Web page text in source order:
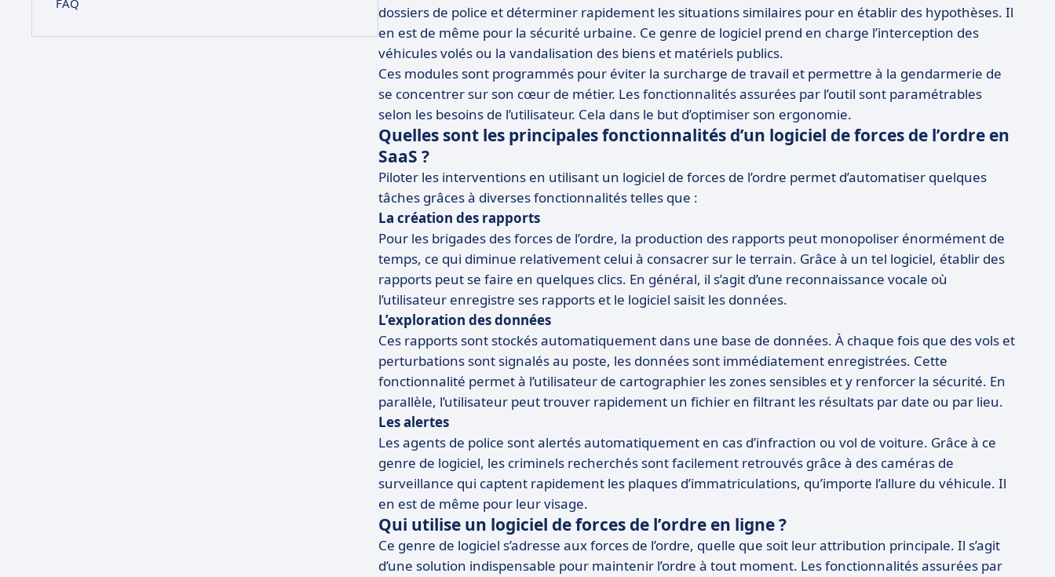
FAQ
dossiers de police et déterminer rapidement les situations similaires pour en établir des hypothèses. Il
en est de même pour la sécurité urbaine. Ce genre de logiciel prend en charge l’interception des
véhicules volés ou la vandalisation des biens et matériels publics.
Ces modules sont programmés pour éviter la surcharge de travail et permettre à la gendarmerie de
se concentrer sur son cœur de métier. Les fonctionnalités assurées par l’outil sont paramétrables
selon les besoins de l’utilisateur. Cela dans le but d’optimiser son ergonomie.
Quelles sont les principales fonctionnalités d’un logiciel de forces de l’ordre en
SaaS ?
Piloter les interventions en utilisant un logiciel de forces de l’ordre permet d’automatiser quelques
tâches grâces à diverses fonctionnalités telles que :
La création des rapports
Pour les brigades des forces de l’ordre, la production des rapports peut monopoliser énormément de
temps, ce qui diminue relativement celui à consacrer sur le terrain. Grâce à un tel logiciel, établir des
rapports peut se faire en quelques clics. En général, il s’agit d’une reconnaissance vocale où
l’utilisateur enregistre ses rapports et le logiciel saisit les données.
L’exploration des données
Ces rapports sont stockés automatiquement dans une base de données. À chaque fois que des vols et
perturbations sont signalés au poste, les données sont immédiatement enregistrées. Cette
fonctionnalité permet à l’utilisateur de cartographier les zones sensibles et y renforcer la sécurité. En
parallèle, l’utilisateur peut trouver rapidement un fichier en filtrant les résultats par date ou par lieu.
Les alertes
Les agents de police sont alertés automatiquement en cas d’infraction ou vol de voiture. Grâce à ce
genre de logiciel, les criminels recherchés sont facilement retrouvés grâce à des caméras de
surveillance qui captent rapidement les plaques d’immatriculations, qu’importe l’allure du véhicule. Il
en est de même pour leur visage.
Qui utilise un logiciel de forces de l’ordre en ligne ?
Ce genre de logiciel s’adresse aux forces de l’ordre, quelle que soit leur attribution principale. Il s’agit
d’une solution indispensable pour maintenir l’ordre à tout moment. Les fonctionnalités assurées par